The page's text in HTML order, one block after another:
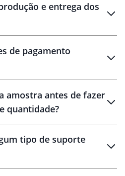
e entrega dos
brinde
48 horas
de pagamento
amostra antes de fazer
quantidade?
tipo de suporte